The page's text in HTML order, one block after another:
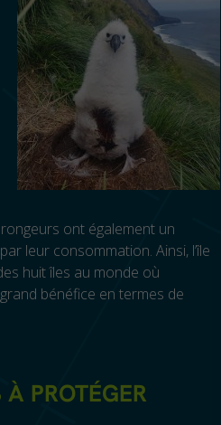
ont également un
leur consommation. Ainsi, l’île
huit îles au monde où
bénéfice en termes de
PROTÉGER